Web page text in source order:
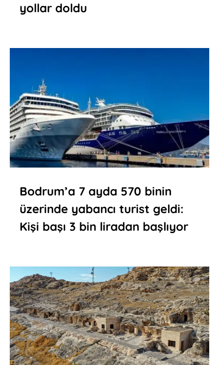
yollar doldu
Bodrum’a 7 ayda 570 binin
üzerinde yabancı turist geldi:
Kişi başı 3 bin liradan başlıyor